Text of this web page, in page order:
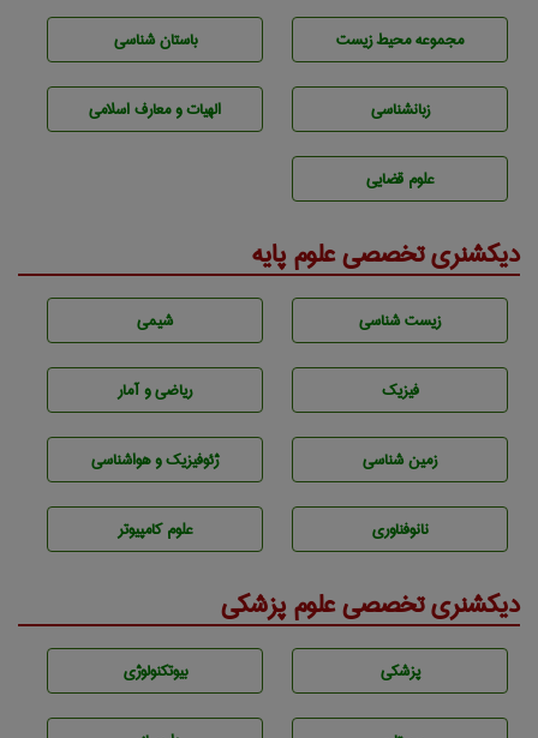
مجموعه محيط زيست باستان شناسی
زبانشناسی الهیات و معارف اسلامی
علوم قضایی
دیکشنری تخصصی علوم پایه
زيست شناسی شيمی
فیزیک ریاضی و آمار
زمين شناسی ژئوفيزيك و هواشناسی
نانوفناوری علوم کامپیوتر
دیکشنری تخصصی علوم پزشکی
پزشكی بيوتكنولوژی